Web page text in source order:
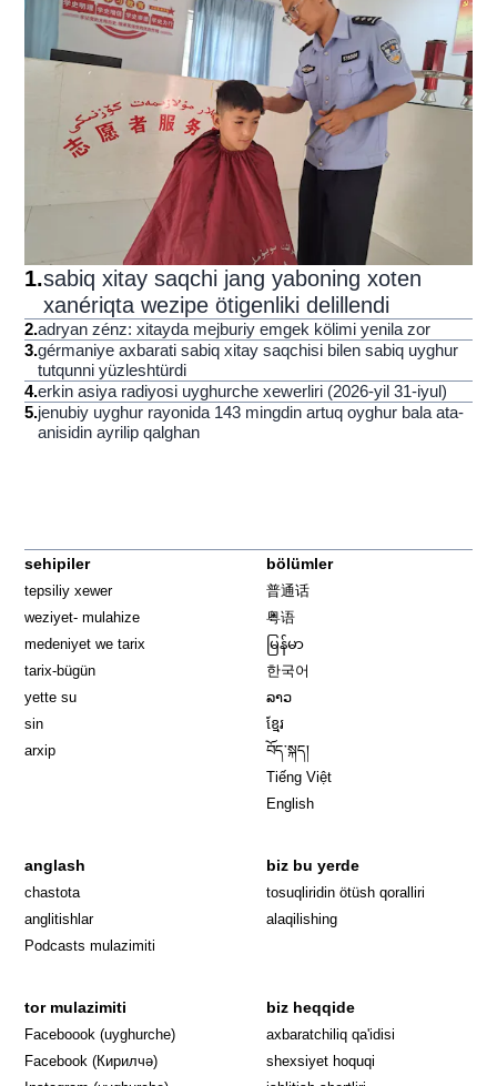
1.sabiq xitay saqchi jang yaboning xoten
xanériqta wezipe ötigenliki delillendi
2.adryan zénz: xitayda mejburiy emgek kölimi yenila zor
3.gérmaniye axbarati sabiq xitay saqchisi bilen sabiq uyghur
tutqunni yüzleshtürdi
4.erkin asiya radiyosi uyghurche xewerliri (2026-yil 31-iyul)
5.jenubiy uyghur rayonida 143 mingdin artuq oyghur bala ata-
anisidin ayrilip qalghan
sehipiler
tepsiliy xewer
weziyet- mulahize
medeniyet we tarix
tarix-bügün
yette su
sin
arxip
bölümler
普通话
粤语
မြန်မာ
한국어
ລາວ
ខ្មែរ
བོད་སྐད།
Tiếng Việt
English
anglash
chastota
anglitishlar
Podcasts mulazimiti
biz bu yerde
tosuqliridin ötüsh qoralliri
alaqilishing
tor mulazimiti
Faceboook (uyghurche) Opens in new window
Facebook (Кирилчә) Opens in new window
Opens in new window
biz heqqide
axbaratchiliq qa'idisi
shexsiyet hoquqi